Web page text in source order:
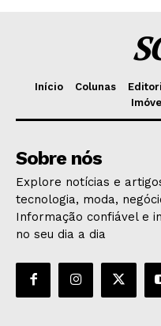
Início Colunas
Sobre nós
Explore notícias e
tecnologia, moda,
Informação confiável e
no seu dia a dia